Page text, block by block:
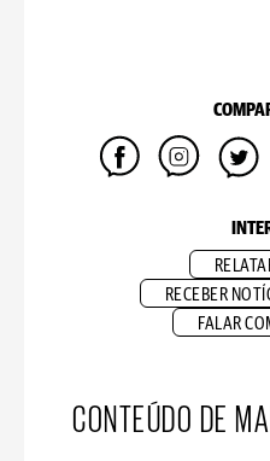
RECEBER
FALAR
CONTEÚDO DE